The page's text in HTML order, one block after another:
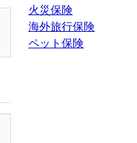
火災保険
海外旅行保険
ペット保険